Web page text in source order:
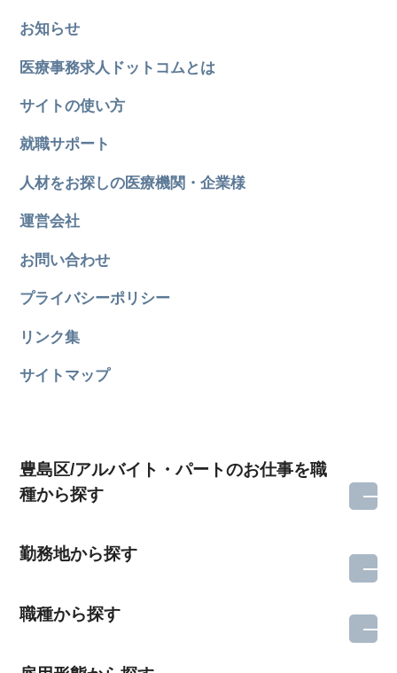
お知らせ
医療事務求人ドットコムとは
サイトの使い方
就職サポート
人材をお探しの医療機関・企業様
運営会社
お問い合わせ
プライバシーポリシー
リンク集
サイトマップ
豊島区/アルバイト・パートのお仕事を職
種から探す
勤務地から探す
職種から探す